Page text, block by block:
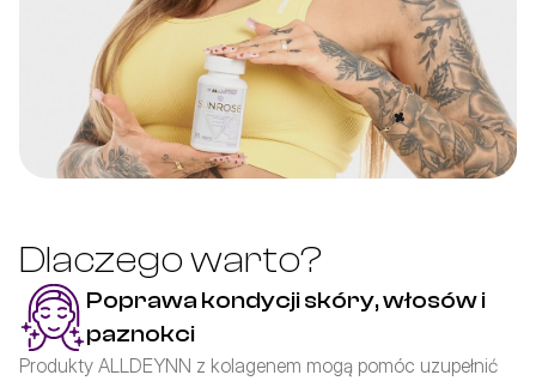
Dlaczego warto?
Poprawa kondycji skóry, włosów i
paznokci
Produkty ALLDEYNN z kolagenem mogą pomóc uzupełnić